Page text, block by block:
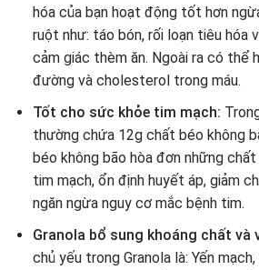
hóa của bạn hoạt động tốt hơn
ruột như: táo bón, rối loạn tiêu hóa
cảm giác thèm ăn. Ngoài ra có thể
đường và cholesterol trong máu.
Tốt cho sức khỏe tim mạch:
thường chứa 12g chất béo không
béo không bão hòa đơn những
tim mạch, ổn định huyết áp, giảm
ngăn ngừa nguy cơ mắc bệnh tim.
Granola bổ sung khoáng chất và
chủ yếu trong Granola là: Yến